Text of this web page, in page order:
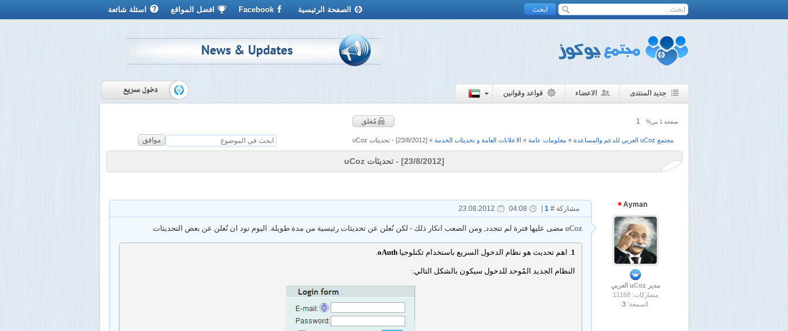
اسئلة شائعة افضل المواقع Facebook الصفحة الرئيسية
قواعد وقوانين الاعضاء جديد المنتدى
صفحة1 من% 1 مٌغلق
مجتمع uCoz العربي للدعم والمساعدة » معلومات عامة » الاعلانات العامة و تحديثات الخدمة » [23/8/2012] - تحديثات uCoz موافق
[23/8/2012] - تحديثات uCoz
Ayman
مدير uCoz العربي
مشاركات: 11168
السمعة: 3
مشاركة #1
04:08
23.08.2012
uCoz مضى عليها فترة لم تتجدد, ومن الصعب انكار ذلك - لكن نٌعلن عن تحديثات رئيسية من مدة طويلة. اليوم نود ان نٌعلن عن بعض التحديثات.
1. اهم تحديث هو نظام الدخول السريع باستخدام تكنلوجياoAuth
.
النظام الجديد المٌوحد للدخول سيكون بالشكل التالي: